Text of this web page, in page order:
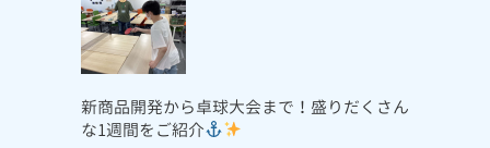
新商品開発から卓球大会まで！盛りだくさん
な1週間をご紹介